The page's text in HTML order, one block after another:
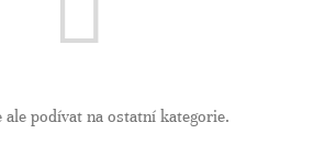
ale podívat na ostatní kategorie.